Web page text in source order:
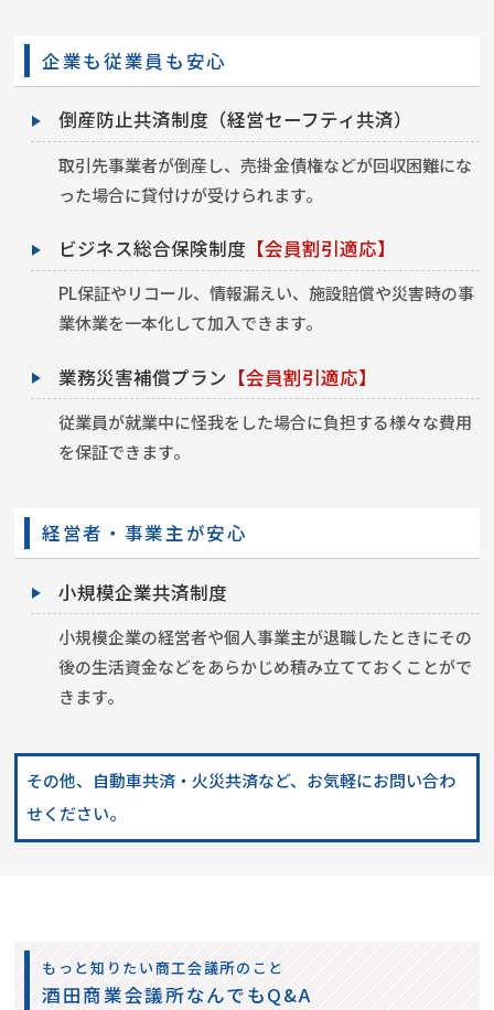
企業も従業員も安心
倒産防止共済制度（経営セーフティ共済）
取引先事業者が倒産し、売掛金債権などが回収困難にな
った場合に貸付けが受けられます。
ビジネス総合保険制度 【会員割引適応】
PL保証やリコール、情報漏えい、施設賠償や災害時の事
業休業を一本化して加入できます。
業務災害補償プラン 【会員割引適応】
従業員が就業中に怪我をした場合に負担する様々な費用
を保証できます。
経営者・事業主が安心
小規模企業共済制度
小規模企業の経営者や個人事業主が退職したときにその
後の生活資金などをあらかじめ積み立てておくことがで
きます。
その他、自動車共済・火災共済など、お気軽にお問い合わ
せください。
もっと知りたい商工会議所のこと
酒田商業会議所なんでもQ&A